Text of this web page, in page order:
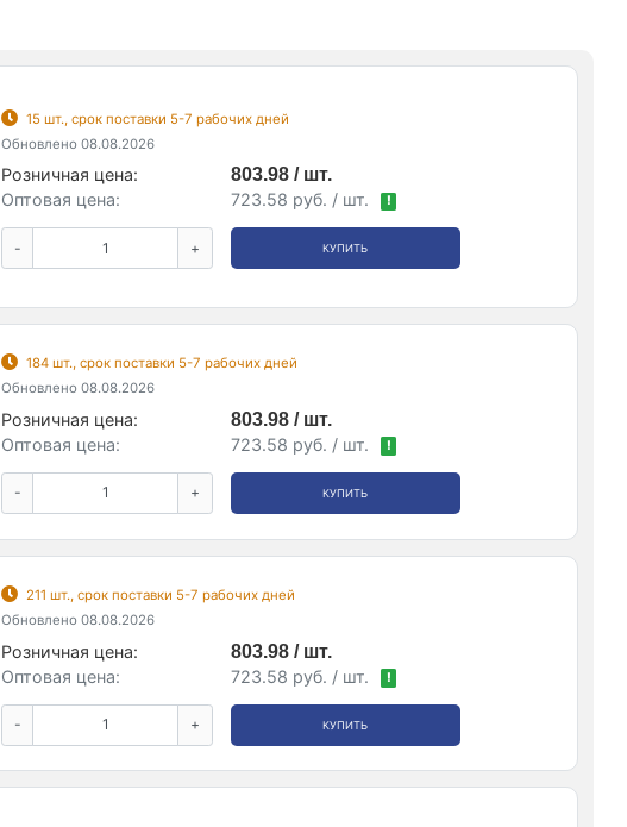
15 шт., срок поставки 5-7 рабочих дней
Обновлено 08.08.2026
Розничная цена:
803.98 / шт.
Оптовая цена:
723.58 руб. / шт. !
- + КУПИТЬ
184 шт., срок поставки 5-7 рабочих дней
Обновлено 08.08.2026
Розничная цена:
803.98 / шт.
Оптовая цена:
723.58 руб. / шт. !
- + КУПИТЬ
211 шт., срок поставки 5-7 рабочих дней
Обновлено 08.08.2026
Розничная цена:
803.98 / шт.
Оптовая цена:
723.58 руб. / шт. !
- + КУПИТЬ